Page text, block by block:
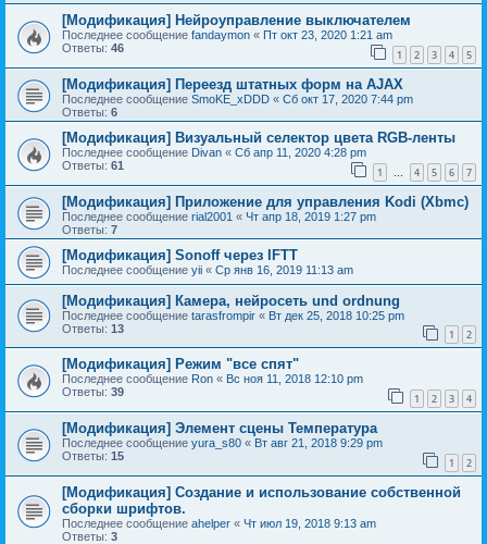
[Модификация] Нейроуправление выключателем
Последнее сообщение fandaymon « Пт окт 23, 2020 1:21 am
Ответы: 46 1 2 3 4 5
[Модификация] Переезд штатных форм на AJAX
Последнее сообщение SmoKE_xDDD « Сб окт 17, 2020 7:44 pm
Ответы: 6
[Модификация] Визуальный селектор цвета RGB-ленты
Последнее сообщение Divan « Сб апр 11, 2020 4:28 pm
Ответы: 61 1 … 4 5 6 7
[Модификация] Приложение для управления Kodi (Xbmc)
Последнее сообщение rial2001 « Чт апр 18, 2019 1:27 pm
Ответы: 7
[Модификация] Sonoff через IFTT
Последнее сообщение yii « Ср янв 16, 2019 11:13 am
[Модификация] Камера, нейросеть und оrdnung
Последнее сообщение tarasfrompir « Вт дек 25, 2018 10:25 pm
Ответы: 13 1 2
[Модификация] Режим "все спят"
Последнее сообщение Ron « Вс ноя 11, 2018 12:10 pm
Ответы: 39 1 2 3 4
[Модификация] Элемент сцены Температура
Последнее сообщение yura_s80 « Вт авг 21, 2018 9:29 pm
Ответы: 15 1 2
[Модификация] Создание и использование собственной
сборки шрифтов.
Последнее сообщение ahelper « Чт июл 19, 2018 9:13 am
Ответы: 3